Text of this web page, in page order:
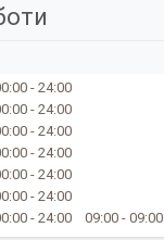
24:00
24:00
24:00
24:00
24:00
24:00
24:00 09:00 09:00